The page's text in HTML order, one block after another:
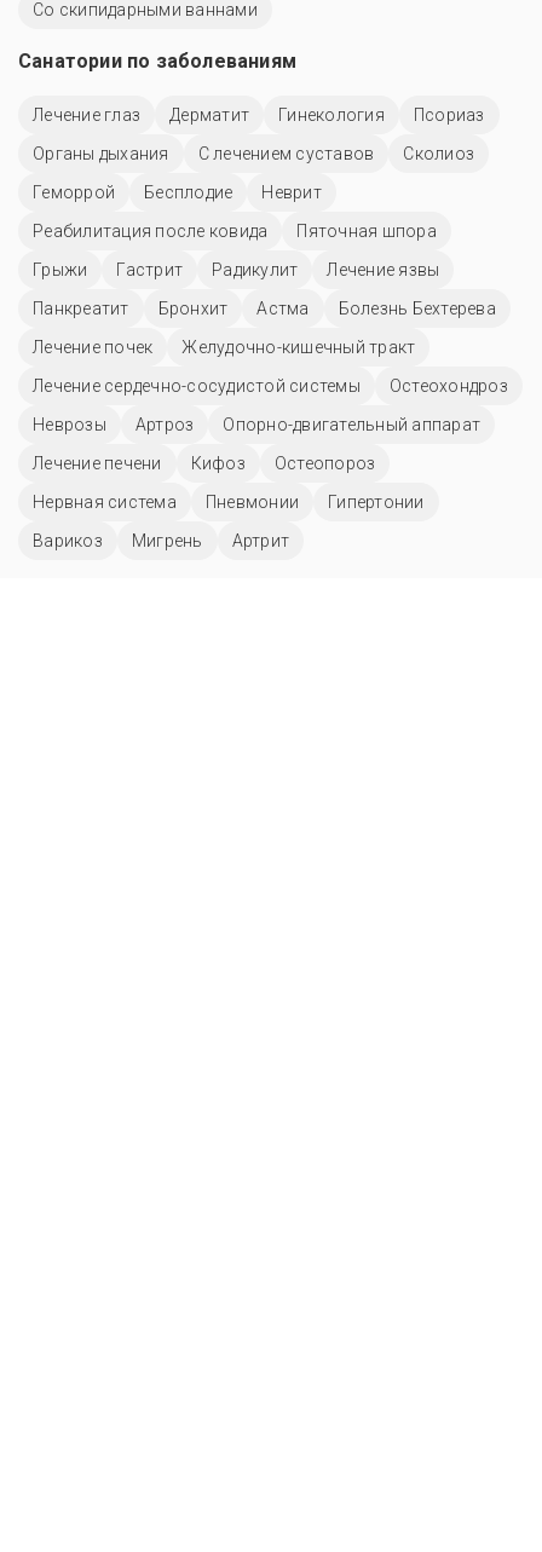
Со скипидарными ваннами
Санатории по заболеваниям
Лечение глаз Дерматит Гинекология
Псориаз
Органы дыхания
С лечением суставов
Сколиоз
Геморрой
Бесплодие
Неврит
Реабилитация после ковида
Пяточная шпора
Грыжи
Гастрит Радикулит
Лечение язвы
Панкреатит
Бронхит Астма
Болезнь Бехтерева
Лечение почек
Желудочно-кишечный тракт
Лечение сердечно-сосудистой системы
Остеохондроз
Неврозы
Артроз
Опорно-двигательный аппарат
Лечение печени
Кифоз
Остеопороз
Нервная система
Пневмонии
Гипертонии
Варикоз
Мигрень Артрит